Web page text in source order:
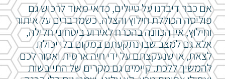
אם כבר דיברנו על טיולים, כדאי מאוד לרכוש גם
פוליסה הכוללת חילוץ והצלה. כשמדברים על איתור
וחילוץ, אין הכוונה בהכרח לאירוע ביטחוני חלילה,
אלא גם למצב שבו נתקעתם במקום בלי יכולת
לצאת, או שנעקצתם על ידי חיה ארסית ואסור לכם
להמשיך ללכת. קיימים גם מקרים של התייבשות